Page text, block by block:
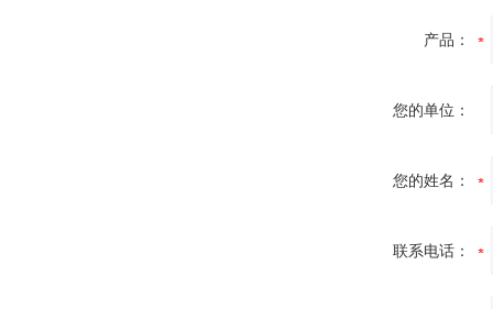
产品：
您的单位：
您的姓名：
联系电话：